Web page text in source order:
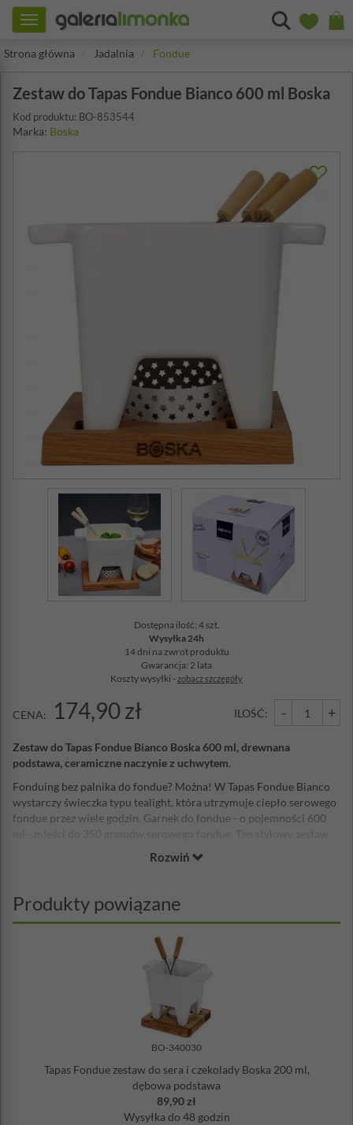
Toggle
navigation
Strona główna
Jadalnia Fondue
Zestaw do Tapas Fondue Bianco 600 ml Boska
Kod produktu: BO-853544
Marka: Boska
Dostępna ilość: 4 szt.
Wysyłka 24h
14 dni na zwrot produktu
Gwarancja: 2 lata
Koszty wysyłki -zobacz szczegóły
CENA: 174,90 zł ILOŚĆ: - +
Zestaw do Tapas Fondue Bianco Boska 600 ml, drewnana
podstawa, ceramiczne naczynie z uchwytem.
Fonduing bez palnika do fondue? Można! W Tapas Fondue Bianco
wystarczy świeczka typu tealight, która utrzymuje ciepło serowego
fondue przez wiele godzin. Garnek do fondue - o pojemności 600
Biały garnek do fondue jest wykonany z ceramiki, dzięki czemu
doskonale nadaje się do użytku zarówno w kuchence mikrofalowej,
jak i w zmywarce. Pozwoli to zaoszczędzić dużo czasu, umożliwiając
częstsze delektowanie się pysznymi potrawami z topionego sera.
Te dwa elementy należy myć tylko ręcznie.
pojemność do krawędzi: 600 ml
pojemność z fondue: 400 ml
Wymiary całości: 17,5 x 14 x 13,5 cm
Materiał: ceramika, drewno, stal nierdzewna
Rozwiń
Produkty powiązane
BO-340030
Tapas Fondue zestaw do sera i czekolady Boska 200 ml,
dębowa podstawa
89,90 zł
Wysyłka do 48 godzin